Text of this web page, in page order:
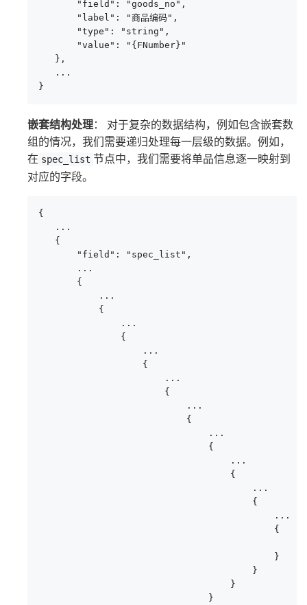
       "field": "goods_no",
       "label": "商品编码",
       "type": "string",
       "value": "{FNumber}"
   },
   ...
}
嵌套结构处理： 对于复杂的数据结构，例如包含嵌套数
组的情况，我们需要递归处理每一层级的数据。例如，
在 spec_list 节点中，我们需要将单品信息逐一映射到
对应的字段。
{
   ...
   {
       "field": "spec_list",
       ...
       {
           ...
           {
               ...
               {
                   ...
                   {
                       ...
                       {
                           ...
                           {
                               ...
                               {
                                   ...
                                   {
                                       ...
                                       {
                                           ...
                                           {
                                           }
                                       }
                                   }
                               }